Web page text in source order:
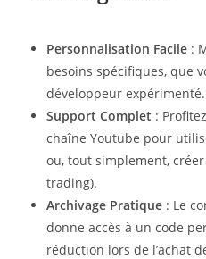
Personnalisation Facile :
besoins spécifiques, que
développeur expérimenté.
Support Complet :
chaîne Youtube pour
ou, tout simplement,
trading).
Archivage Pratique : Le
donne accès à un code
réduction lors de l’achat